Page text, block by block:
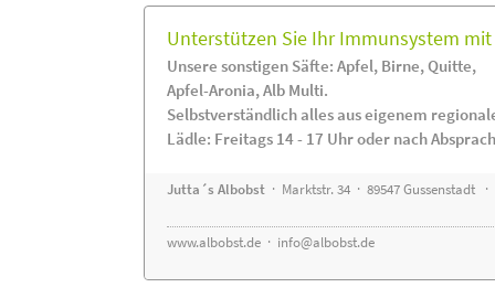
Unterstützen Sie Ihr Immunsystem
Unsere sonstigen Säfte: Apfel, Birne, Quitte,
Apfel-Aronia, Alb Multi.
Selbstverständlich alles aus eigenem
Lädle: Freitags 14 - 17 Uhr oder nach
Jutta´s Albobst · Marktstr. 34 · 89547 Gussenstadt ·
www.albobst.de · info@albobst.de